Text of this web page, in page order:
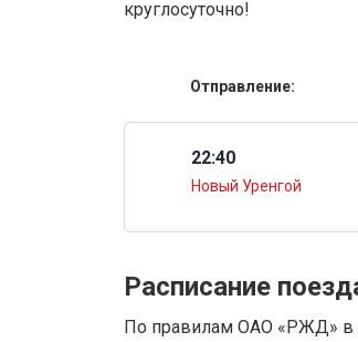
круглосуточно!
Отправление:
22:40
Новый Уренгой
Расписание
По правилам ОАО «РЖД» в